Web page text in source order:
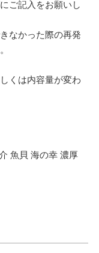
ご記入をお願いし
なかった際の再発
くは内容量が変わ
魚貝 海の幸 濃厚